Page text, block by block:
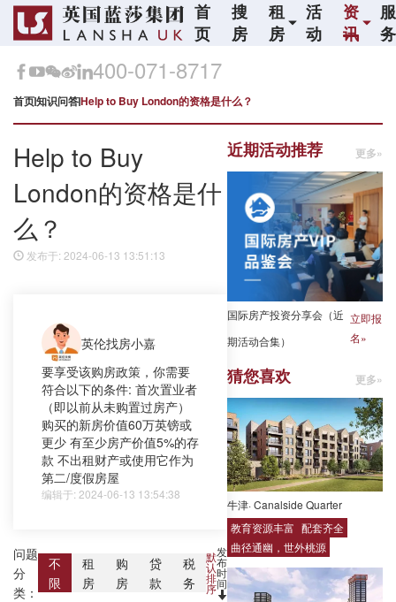
首
页
搜
房
租
房
活
动
资
讯
服
务
400-071-8717
首页知识问答Help to Buy London的资格是什么？
Help to Buy
London的资格是什
么？
发布于: 2024-06-13 13:51:13
英伦找房小嘉
要享受该购房政策，你需要
符合以下的条件: 首次置业者
（即以前从未购置过房产）
购买的新房价值60万英镑或
更少 有至少房产价值5%的存
款 不出租财产或使用它作为
第二/度假房屋
编辑于: 2024-06-13 13:54:38
问题
分
类：
不
限
租
房
购
房
贷
款
税
务
默
认
排
序
发
布
时
间
近期活动推荐 更多»
国际房产投资分享会（近
期活动合集）
立即报
名»
猜您喜欢 更多»
牛津· Canalside Quarter
教育资源丰富 配套齐全
曲径通幽，世外桃源